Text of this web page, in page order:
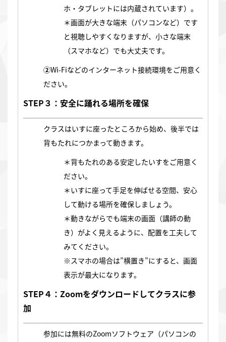
ホ・タブレットには内蔵されています）。
＊画面が大きな端末（パソコンなど）です
と視聴しやすくなりますが、小さな端末
（スマホなど）でも大丈夫です。
②Wi-Fiなどのインターネット接続環境をご用意く
ださい。
STEP３：安全に踊れる場所を確保
クラスはいすに座ったところから始め、後半では
背もたれにつかまって動きます。
＊背もたれのある安定したいすをご用意く
ださい。
＊いすに座って手足を伸ばせる空間、安心
して動ける場所を確保しましょう。
＊動きながらでも端末の画面（講師の動
き）がよく見えるように、配置を工夫して
みてください。
※スマホの場合は”横置き”にすると、画面
表示が最大になります。
STEP４：Zoomをダウンロードしてクラスに参
加
参加には無料のZoomソフトウェア（パソコンの